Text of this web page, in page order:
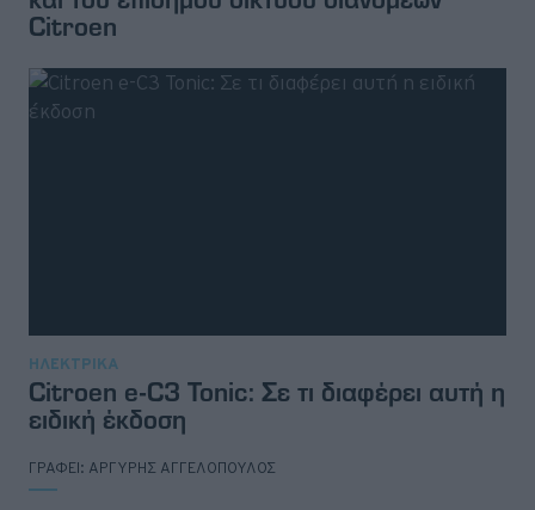
Citroen
ΗΛΕΚΤΡΙΚΑ
Citroen e-C3 Tonic: Σε τι διαφέρει αυτή η
ειδική έκδοση
ΓΡΑΦΕΙ: ΑΡΓΥΡΗΣ ΑΓΓΕΛΟΠΟΥΛΟΣ